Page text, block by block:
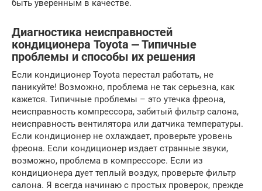
быть уверенным в качестве.
Диагностика неисправностей
кондиционера Toyota ⎼ Типичные
проблемы и способы их решения
Если кондиционер Toyota перестал работать, не
паникуйте! Возможно, проблема не так серьезна, как
кажется. Типичные проблемы – это утечка фреона,
неисправность компрессора, забитый фильтр салона,
неисправность вентилятора или датчика температуры.
Если кондиционер не охлаждает, проверьте уровень
фреона. Если кондиционер издает странные звуки,
возможно, проблема в компрессоре. Если из
кондиционера дует теплый воздух, проверьте фильтр
салона. Я всегда начинаю с простых проверок, прежде